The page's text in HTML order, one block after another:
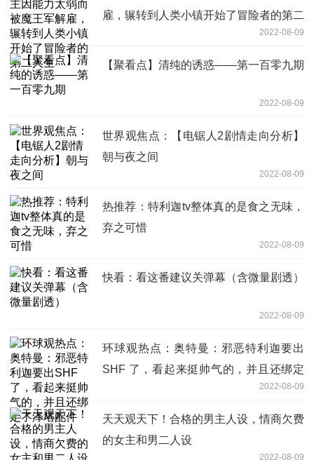
雇，辗转到人类小镇开始了冒险者的第二
2022-08-09
【聚看点】清纯的诱惑——第一百零九期
2022-08-09
世界观焦点：【电锯人2剧情走向分析】
朝与夜之间
2022-08-09
热推荐：特利迦tv整体真的是食之无味，
弃之可惜
2022-08-09
快看：看这番建议关弹幕（含微量剧透）
2022-08-09
环球观热点：奥特曼：邪恶特利迦要出
SHF 了，看起来挺帅气的，并且还绑定
2022-08-09
天天观天下！合格的男主人设，情商欠费
的女主和男二人设
2022-08-09